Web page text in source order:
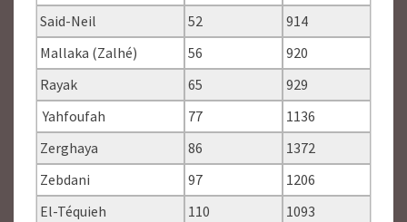
Said-Neil
52
914
Mallaka (Zalhé)
56
920
Rayak
65
929
Yahfoufah
77
1136
Zerghaya
86
1372
Zebdani
97
1206
El-Téquieh
110
1093